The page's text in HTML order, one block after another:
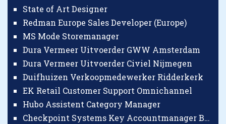
State of Art Designer
Redman Europe Sales Developer (Europe)
MS Mode Storemanager
Dura Vermeer Uitvoerder GWW Amsterdam
Dura Vermeer Uitvoerder Civiel Nijmegen
Duifhuizen Verkoopmedewerker Ridderkerk
EK Retail Customer Support Omnichannel
Hubo Assistent Category Manager
Checkpoint Systems Key Accountmanager Benelux